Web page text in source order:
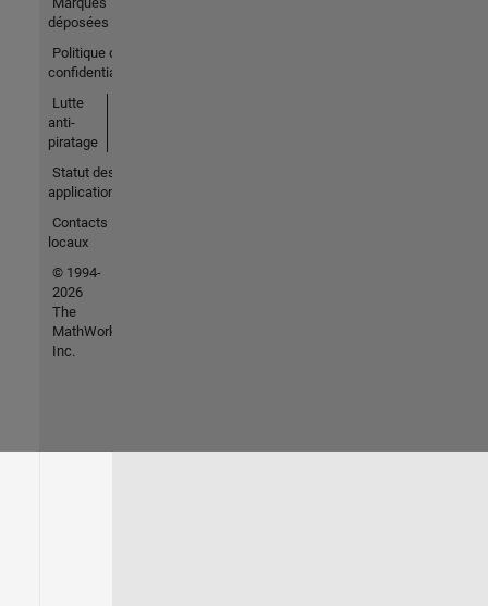
déposées
Politique de
confidentialité
Lutte
anti-
piratage
Statut des
applications
Contacts
locaux
© 1994-
2026
The
MathWorks,
Inc.